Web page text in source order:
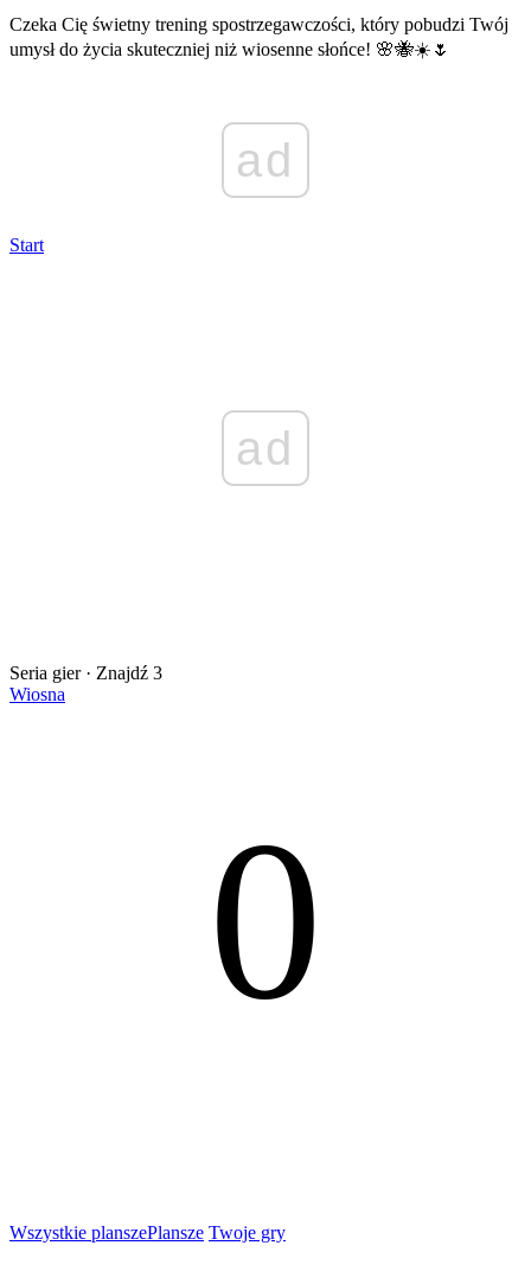
Czeka Cię świetny trening spostrzegawczości, który pobudzi Twój
umysł do życia skuteczniej niż wiosenne słońce! 🌸🐝☀️🌷
ad
Start
ad
Seria gier · Znajdź 3
Wiosna
0
Wszystkie planszePlansze Twoje gry